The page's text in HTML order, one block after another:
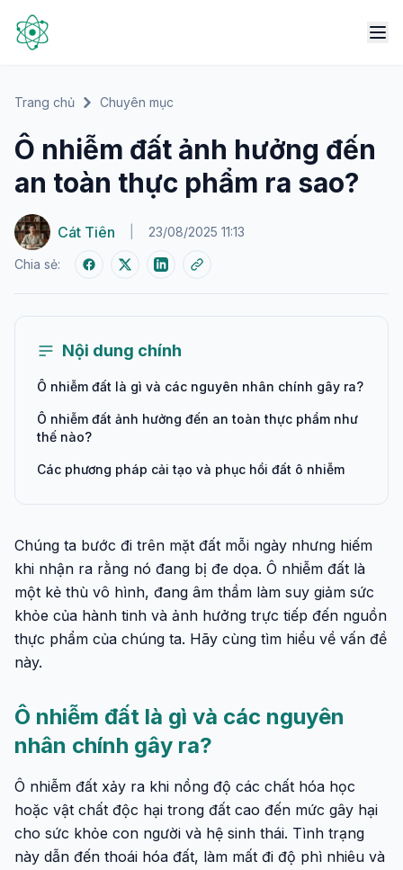
Trang chủ Chuyên mục
Ô nhiễm đất ảnh hưởng đến
an toàn thực phẩm ra sao?
Cát Tiên 23/08/2025 11:13
Chia sẻ:
Nội dung chính
Ô nhiễm đất là gì và các nguyên nhân chính gây ra?
Ô nhiễm đất ảnh hưởng đến an toàn thực phẩm như
thế nào?
Các phương pháp cải tạo và phục hồi đất ô nhiễm
Chúng ta bước đi trên mặt đất mỗi ngày nhưng hiếm
khi nhận ra rằng nó đang bị đe dọa. Ô nhiễm đất là
một kẻ thù vô hình, đang âm thầm làm suy giảm sức
khỏe của hành tinh và ảnh hưởng trực tiếp đến nguồn
thực phẩm của chúng ta. Hãy cùng tìm hiểu về vấn đề
này.
Ô nhiễm đất là gì và các nguyên
nhân chính gây ra?
Ô nhiễm đất xảy ra khi nồng độ các chất hóa học
hoặc vật chất độc hại trong đất cao đến mức gây hại
cho sức khỏe con người và hệ sinh thái. Tình trạng
này dẫn đến thoái hóa đất, làm mất đi độ phì nhiêu và